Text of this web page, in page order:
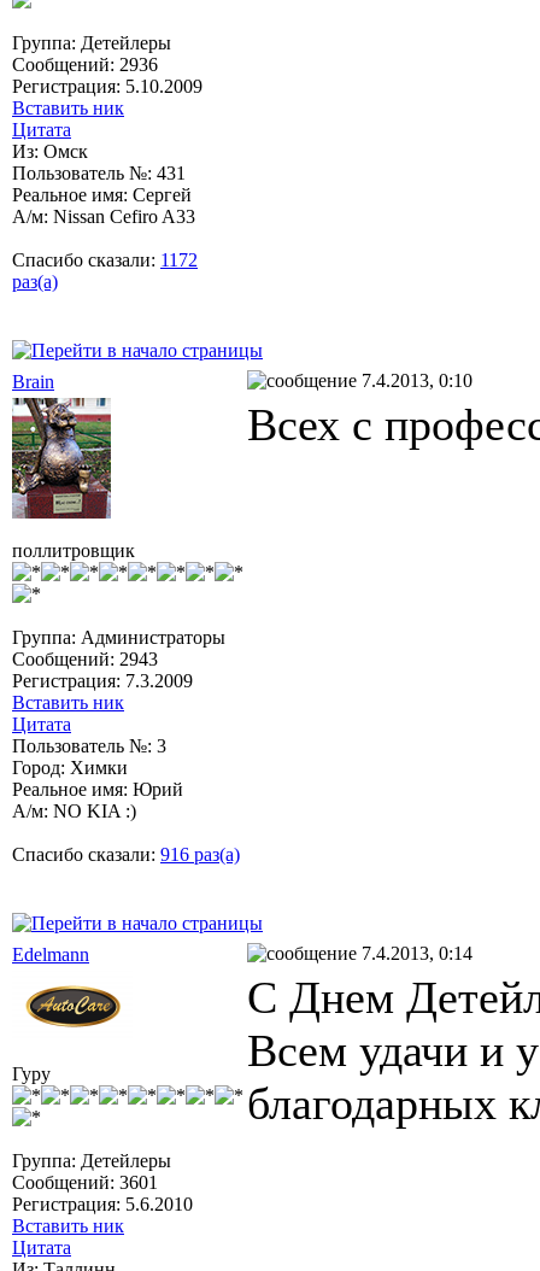
Группа: Детейлеры
Сообщений: 2936
Регистрация: 5.10.2009
Вставить ник
Цитата
Из: Омск
Пользователь №: 431
Реальное имя: Сергей
А/м: Nissan Cefiro A33
Спасибо сказали: 1172
раз(а)
Brain 7.4.2013, 0:10
поллитровщик
Группа: Администраторы
Сообщений: 2943
Регистрация: 7.3.2009
Вставить ник
Цитата
Пользователь №: 3
Город: Химки
Реальное имя: Юрий
А/м: NO KIA :)
Спасибо сказали: 916 раз(а)
Всех с
Edelmann 7.4.2013, 0:14
Гуру
Группа: Детейлеры
Сообщений: 3601
Регистрация: 5.6.2010
Вставить ник
Цитата
С Днем
Всем удачи и
благодарных